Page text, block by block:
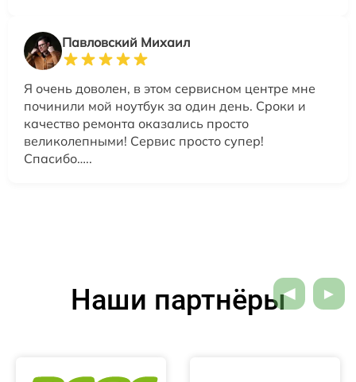
Павловский Михаил
Я очень доволен, в этом сервисном центре мне
починили мой ноутбук за один день. Сроки и
качество ремонта оказались просто
великолепными! Сервис просто супер!
Спасибо…..
Наши партнёры